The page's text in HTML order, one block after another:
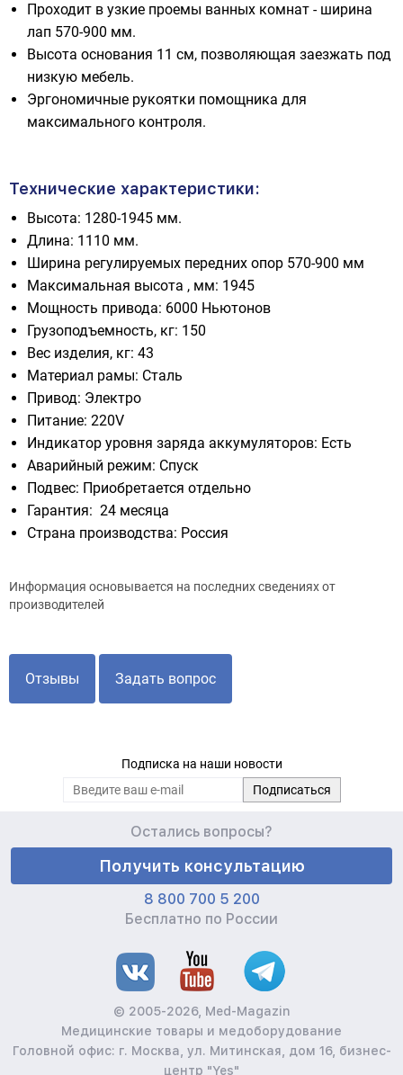
Проходит в узкие проемы ванных комнат - ширина
лап 570-900 мм.
Высота основания 11 см, позволяющая заезжать под
низкую мебель.
Эргономичные рукоятки помощника для
максимального контроля.
Технические характеристики:
Высота: 1280-1945 мм.
Длина: 1110 мм.
Ширина регулируемых передних опор 570-900 мм
Максимальная высота , мм: 1945
Мощность привода: 6000 Ньютонов
Грузоподъемность, кг: 150
Вес изделия, кг: 43
Материал рамы: Сталь
Привод: Электро
Питание: 220V
Индикатор уровня заряда аккумуляторов: Есть
Аварийный режим: Спуск
Подвес: Приобретается отдельно
Гарантия: 24 месяца
Страна производства: Россия
Информация основывается на последних сведениях от
производителей
Отзывы Задать вопрос
Подписка на наши новости
Остались вопросы?
Получить консультацию
8 800 700 5 200
Бесплатно по России
© 2005-2026, Med-Magazin
Медицинские товары и медоборудование
Головной офис: г. Москва, ул. Митинская, дом 16, бизнес-
центр "Yes"